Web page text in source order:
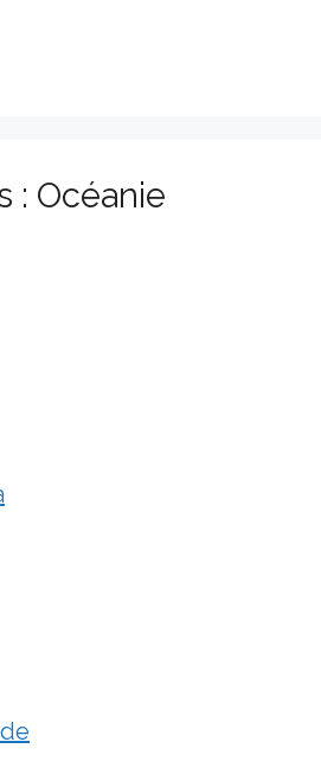
: Océanie